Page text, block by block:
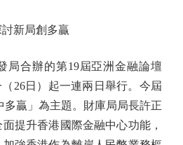
新局創多贏
合辦的第19屆亞洲金融論壇
（26日）起一連兩日舉行。今屆
多贏」為主題。財庫局局長許正
提升香港國際金融中心功能，